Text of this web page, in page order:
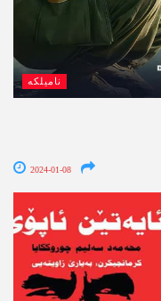
نامیلکە
2024-01-08